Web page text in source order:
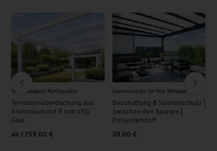
Konfigurator
aus
8 mm VSG
Sonnenschutz für Ihre Terrasse
Beschattung & Sonnenschutz |
zwischen den Sparren |
VSG - Glas
VSG Glas 8
63,00